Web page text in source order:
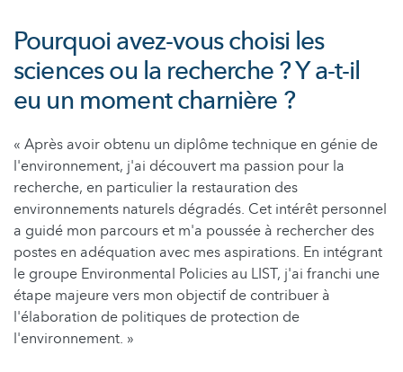
Pourquoi avez-vous choisi les
sciences ou la recherche ? Y a-t-il
eu un moment charnière ?
« Après avoir obtenu un diplôme technique en génie de
l'environnement, j'ai découvert ma passion pour la
recherche, en particulier la restauration des
environnements naturels dégradés. Cet intérêt personnel
a guidé mon parcours et m'a poussée à rechercher des
postes en adéquation avec mes aspirations. En intégrant
le groupe Environmental Policies au LIST, j'ai franchi une
étape majeure vers mon objectif de contribuer à
l'élaboration de politiques de protection de
l'environnement. »